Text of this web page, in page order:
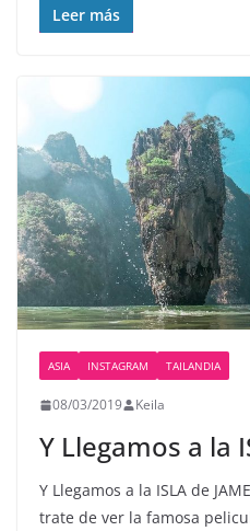
Leer más
ASIA INSTAGRAM TAILANDIA
08/03/2019 Keila
Y Llegamos a la
Y Llegamos a la ISLA de
trate de ver la famosa